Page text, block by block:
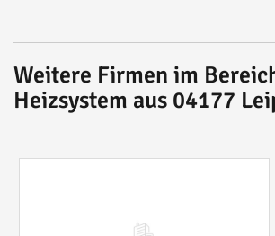
Weitere Firmen im
Heizsystem aus 04177